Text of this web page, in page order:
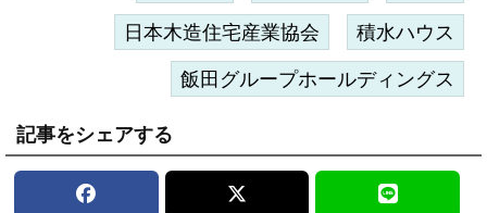
日本木造住宅産業協会 積水ハウス
飯田グループホールディングス
記事をシェアする